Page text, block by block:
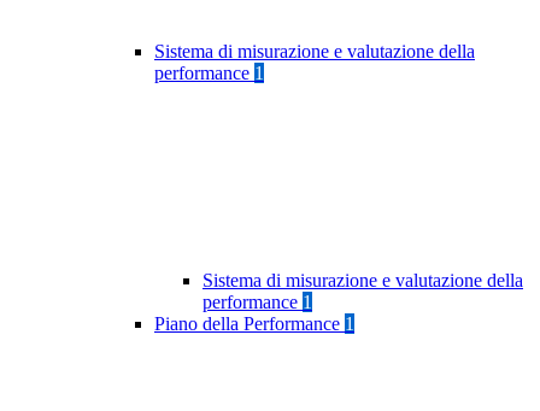
Sistema di misurazione e valutazione della
performance 1
Sistema di misurazione e valutazione della
performance 1
Piano della Performance 1